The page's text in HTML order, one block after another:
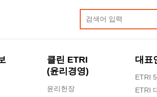
클린 ETRI
(윤리경영)
윤리헌장
대표
ETRI
ETRI